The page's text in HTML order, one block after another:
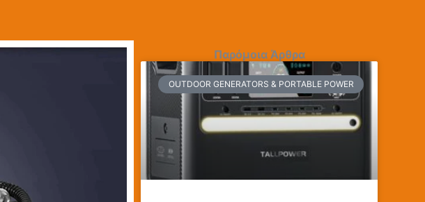
Παρόμοια Άρθρα
OUTDOOR GENERATORS & PORTABLE POWER